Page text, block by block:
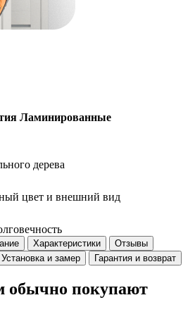
Ламинированные
дерева
цвет и внешний вид
Характеристики
Отзывы
Установка и замер Гарантия и возврат
обычно покупают